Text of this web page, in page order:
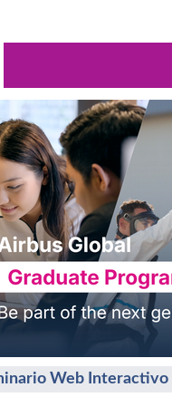
Web Interactivo